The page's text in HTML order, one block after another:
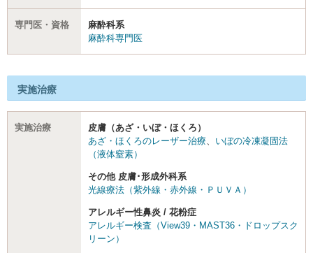
専門医・資格
麻酔科系
麻酔科専門医
実施治療
実施治療
皮膚（あざ・いぼ・ほくろ）
あざ・ほくろのレーザー治療
いぼの冷凍凝固法
（液体窒素）
その他 皮膚･形成外科系
光線療法（紫外線・赤外線・ＰＵＶＡ）
アレルギー性鼻炎 / 花粉症
アレルギー検査（View39・MAST36・ドロップスク
リーン）